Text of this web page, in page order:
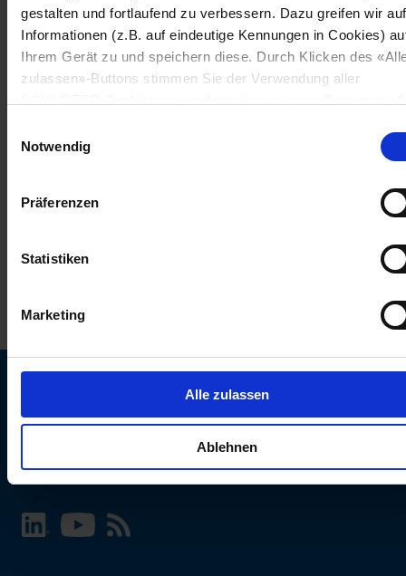
gestalten und fortlaufend zu verbessern. Dazu greifen wir auf
Informationen (z.B. auf eindeutige Kennungen in Cookies)
Ihrem Gerät zu und speichern diese. Durch Klicken des
zulassen»-Buttons stimmen Sie der Verwendung aller
«Cookie-Einstellungen verwalten» am Seitenende klicken.
Einstellungen werden unseren Partnern gemeldet und haben
keinen Einfluss auf die Browserdaten. Weitere Informationen
erhalten Sie in unserer
Notwendig
Präferenzen
Statistiken
Marketing
Alle zulassen
Ablehnen
SCHURTER Webseite und Sprache wählen
INTERNATIONAL - Deutsch